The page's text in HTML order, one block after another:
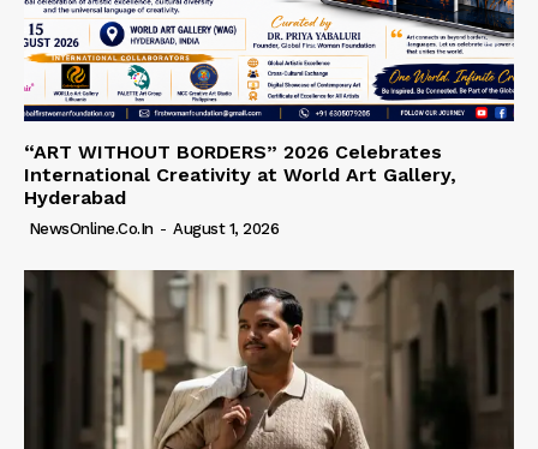
“ART WITHOUT BORDERS” 2026 Celebrates
International Creativity at World Art Gallery,
Hyderabad
NewsOnline.co.in - August 1, 2026